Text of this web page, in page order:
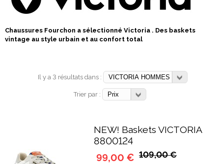
Chaussures Fourchon a sélectionné Victoria . Des baskets
vintage au style urbain et au confort total
Il y a 3 résultats dans :
Trier par :
NEW! Baskets VICTORIA
8800124
99,00 € 109,00 €